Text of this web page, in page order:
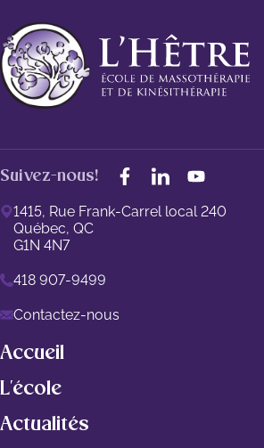
Suivez-nous!
1415, Rue Frank-Carrel local 240
Québec, QC
G1N 4N7
418 907-9499
Contactez-nous
Accueil
L'école
Actualités